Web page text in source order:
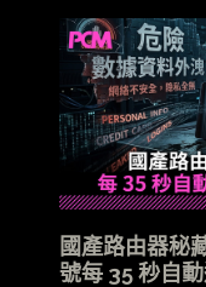
國產路由器秘
號每 35 秒自